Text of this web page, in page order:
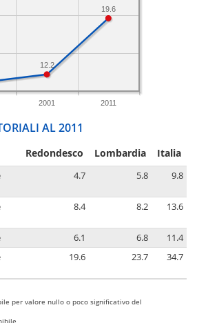
2001 2011
19.6
12.2
AL 2011
Redondesco Lombardia Italia
4.7 5.8 9.8
8.4 8.2 13.6
6.1 6.8
11.4
19.6 23.7 34.7
per valore nullo o poco significativo del